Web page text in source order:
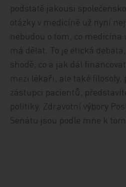
podstatě jakousi
otázky v medicíně už nyní
nebudou o tom, co medicína
má dělat. To je etická
shodě, co a jak dál
mezi lékaři, ale také filosofy,
zástupci pacientů,
politiky. Zdravotní výbory
Senátu jsou podle mne k